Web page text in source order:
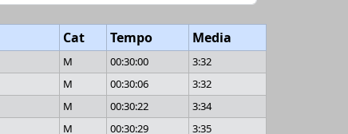
Cat Tempo Media
M 00:30:00
3:32
M 00:30:06
3:32
M 00:30:22
3:34
M 00:30:29
3:35